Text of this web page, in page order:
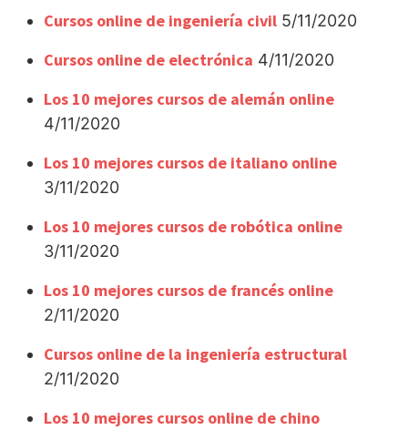
Cursos online de ingeniería civil 5/11/2020
Cursos online de electrónica 4/11/2020
Los 10 mejores cursos de alemán online
4/11/2020
Los 10 mejores cursos de italiano online
3/11/2020
Los 10 mejores cursos de robótica online
3/11/2020
Los 10 mejores cursos de francés online
2/11/2020
Cursos online de la ingeniería estructural
2/11/2020
Los 10 mejores cursos online de chino